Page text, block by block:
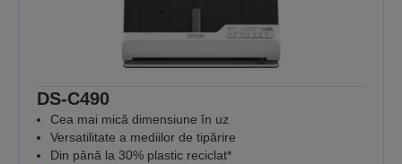
DS-C490
Cea mai mică dimensiune în uz
Versatilitate a mediilor de tipărire
Din până la 30% plastic reciclat*